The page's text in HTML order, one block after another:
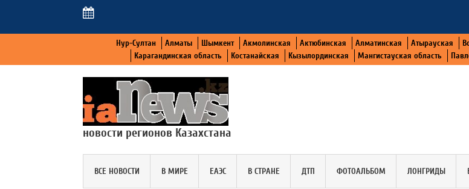
Нур-Султан Алматы Шымкент Акмолинская Актюбинская Алматинская Атырауская
Карагандинская область
Костанайская Кызылординская Мангистауская область
новости регионов Казахстана
ВСЕ НОВОСТИ В МИРЕ ЕАЭС В СТРАНЕ ДТП ФОТОАЛЬБОМ ЛОНГРИДЫ